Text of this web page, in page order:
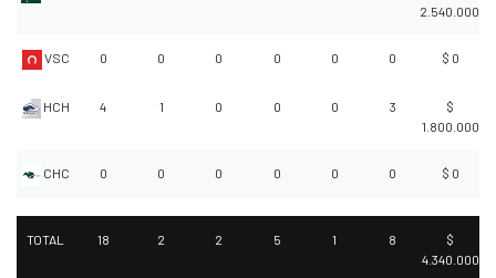
2.540.000
VSC 0 0 0 0 0 0 $ 0
HCH 4 1 0 0 0 3
$
1.800.000
CHC 0 0 0 0 0 0 $ 0
TOTAL 18 2 2 5 1 8
$
4.340.000